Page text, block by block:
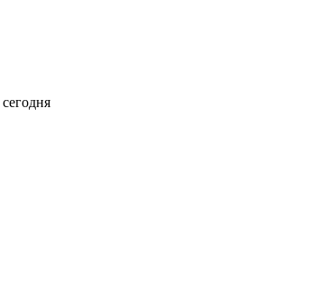
сегодня